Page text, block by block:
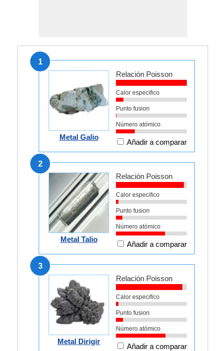
1
Metal Galio
Relación Poisson
Calor especifico
Punto fusion
Número atómico
Añadir a comparar
2
Metal Talio
Relación Poisson
Calor especifico
Punto fusion
Número atómico
Añadir a comparar
3
Metal Dirigir
Relación Poisson
Calor especifico
Punto fusion
Número atómico
Añadir a comparar